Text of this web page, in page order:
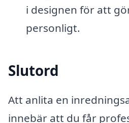
i designen för att
personligt.
Slutord
Att anlita en
innebär att du får